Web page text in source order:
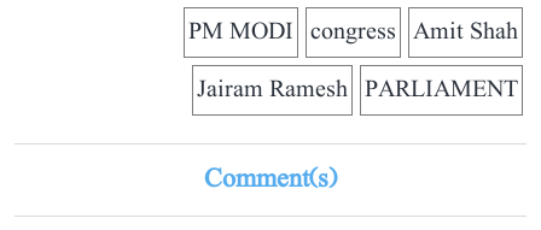
Amit Shah
congress
PM MODI
PARLIAMENT
Jairam Ramesh
Comment(s)